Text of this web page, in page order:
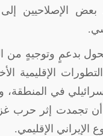
بعض الإصلاحيين
.
بدعمٍ وتوجيهٍ من
الإقليمية
في المنطقة،
أن تجمدت إثر حرب
الإقليمي.